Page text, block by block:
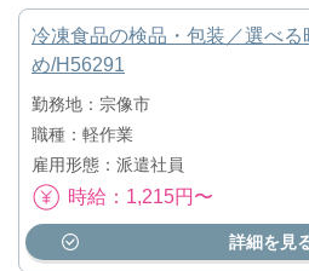
冷凍食品の検品・包装／選べる
め/H56291
勤務地：宗像市
職種：軽作業
雇用形態：派遣社員
時給：1,215円〜
詳細を見